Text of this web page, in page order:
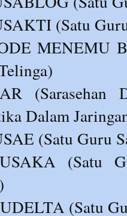
(Satu
MENEMU
(Sarasehan
Dalam
(Satu Guru
(Satu
(Satu